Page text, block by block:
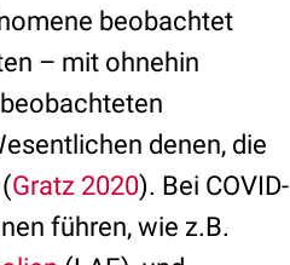
beobachtet
– mit ohnehin
denen, die
Gratz 2020). Bei COVID-
führen, wie z.B.